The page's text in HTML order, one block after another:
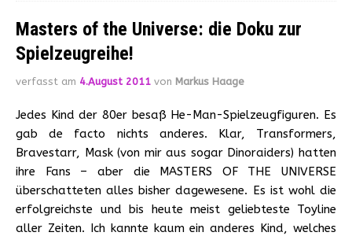
Masters of the Universe: die Doku zur
Spielzeugreihe!
verfasst am 4.August 2011 von Markus Haage
Jedes Kind der 80er besaß He-Man-Spielzeugfiguren. Es
gab de facto nichts anderes. Klar, Transformers,
Bravestarr, Mask (von mir aus sogar Dinoraiders) hatten
ihre Fans – aber die MASTERS OF THE UNIVERSE
überschatteten alles bisher dagewesene. Es ist wohl die
erfolgreichste und bis heute meist geliebteste Toyline
aller Zeiten. Ich kannte kaum ein anderes Kind, welches